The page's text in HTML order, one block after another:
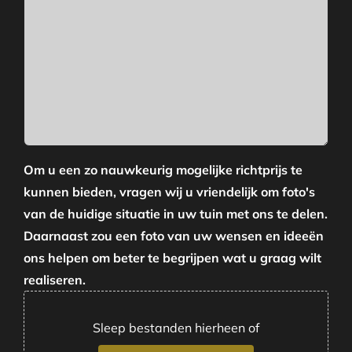
Om u een zo nauwkeurig mogelijke richtprijs te
kunnen bieden, vragen wij u vriendelijk om foto's
van de huidige situatie in uw tuin met ons te delen.
Daarnaast zou een foto van uw wensen en ideeën
ons helpen om beter te begrijpen wat u graag wilt
realiseren.
Sleep bestanden hierheen of